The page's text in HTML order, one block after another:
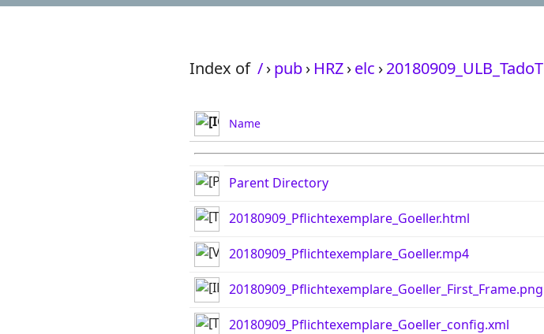
Index of /›pub› HRZ›elc ›20180909_ULB_TadoT
Name
Parent Directory
20180909_Pflichtexemplare_Goeller.html
20180909_Pflichtexemplare_Goeller.mp4
20180909_Pflichtexemplare_Goeller_First_Frame.png
20180909_Pflichtexemplare_Goeller_config.xml